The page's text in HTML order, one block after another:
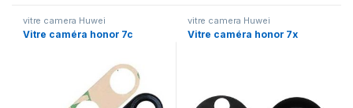
vitre camera Huwei
Vitre caméra honor 7c
vitre camera Huwei
Vitre caméra honor 7x